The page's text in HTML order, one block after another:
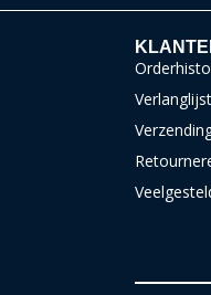
Verlanglijst